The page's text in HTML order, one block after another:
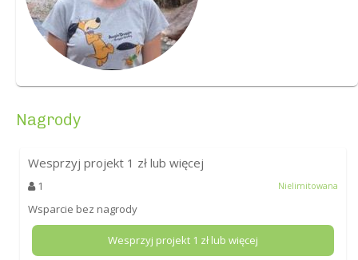
Nagrody
Wesprzyj projekt 1 zł lub więcej
1 Nielimitowana
Wsparcie bez nagrody
Wesprzyj projekt 1 zł lub więcej